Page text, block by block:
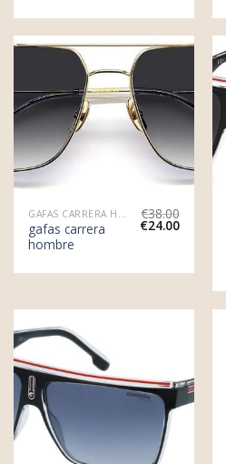
gafas carrera
hombre
€38.00
€24.00